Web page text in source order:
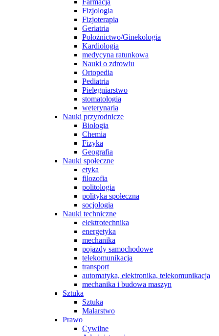
Farmacja
Fizjologia
Fizjoterapia
Geriatria
Położnictwo/Ginekologia
Kardiologia
medycyna ratunkowa
Nauki o zdrowiu
Ortopedia
Pediatria
Pielęgniarstwo
stomatologia
weterynaria
Nauki przyrodnicze
Biologia
Chemia
Fizyka
Geografia
Nauki społeczne
etyka
filozofia
politologia
polityka społeczna
socjologia
Nauki techniczne
elektrotechnika
energetyka
mechanika
pojazdy samochodowe
telekomunikacja
transport
automatyka, elektronika, telekomunikacja
mechanika i budowa maszyn
Sztuka
Sztuka
Malarstwo
Prawo
Cywilne